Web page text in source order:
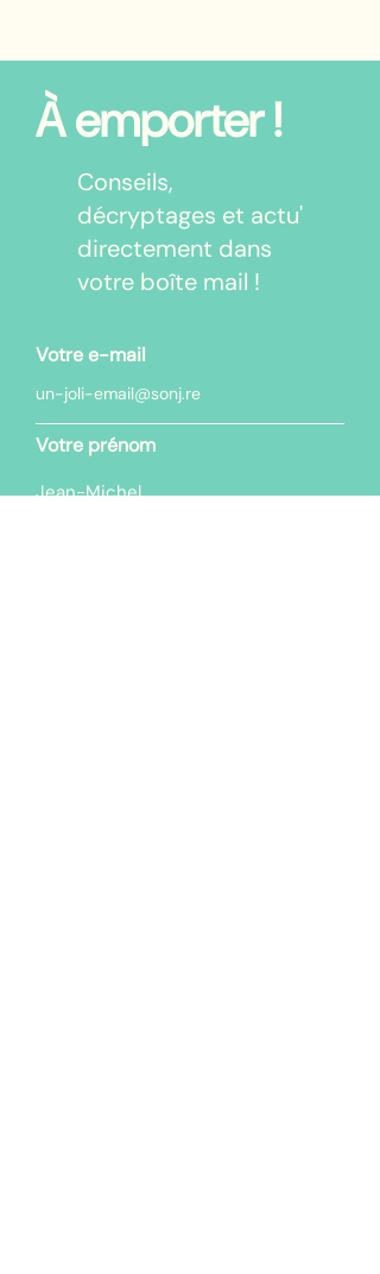
À emporter !
Conseils,
décryptages et actu'
directement dans
votre boîte mail !
Votre e-mail
Votre prénom